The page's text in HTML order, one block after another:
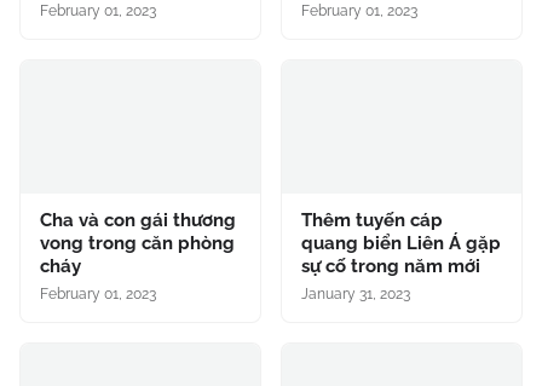
February 01, 2023 February 01, 2023
Cha và con gái thương
vong trong căn phòng
cháy
February 01, 2023
Thêm tuyến cáp
quang biển Liên Á gặp
sự cố trong năm mới
January 31, 2023